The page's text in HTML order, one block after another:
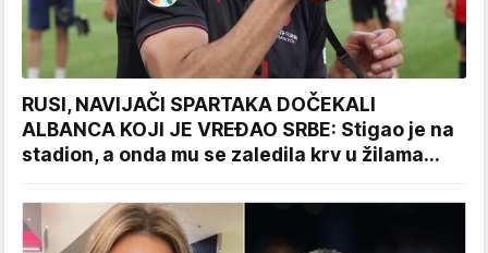
RUSI, NAVIJAČI SPARTAKA DOČEKALI
ALBANCA KOJI JE VREĐAO SRBE: Stigao je na
stadion, a onda mu se zaledila krv u žilama...